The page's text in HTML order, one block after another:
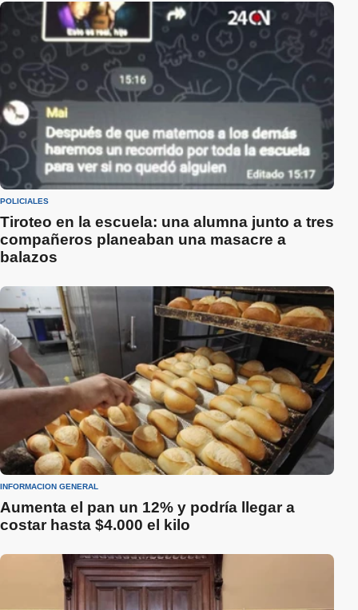
POLICIALES
Tiroteo en la escuela: una alumna junto a tres
compañeros planeaban una masacre a
balazos
INFORMACIÓN GENERAL
Aumenta el pan un 12% y podría llegar a
costar hasta $4.000 el kilo